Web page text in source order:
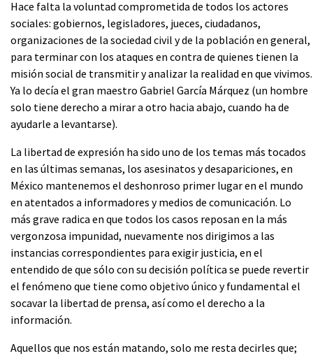
Hace falta la voluntad comprometida de todos los actores
sociales: gobiernos, legisladores, jueces, ciudadanos,
organizaciones de la sociedad civil y de la población en general,
para terminar con los ataques en contra de quienes tienen la
misión social de transmitir y analizar la realidad en que vivimos.
Ya lo decía el gran maestro Gabriel García Márquez (un hombre
solo tiene derecho a mirar a otro hacia abajo, cuando ha de
ayudarle a levantarse).
La libertad de expresión ha sido uno de los temas más tocados
en las últimas semanas, los asesinatos y desapariciones, en
México mantenemos el deshonroso primer lugar en el mundo
en atentados a informadores y medios de comunicación. Lo
más grave radica en que todos los casos reposan en la más
vergonzosa impunidad, nuevamente nos dirigimos a las
instancias correspondientes para exigir justicia, en el
entendido de que sólo con su decisión política se puede revertir
el fenómeno que tiene como objetivo único y fundamental el
socavar la libertad de prensa, así como el derecho a la
información.
Aquellos que nos están matando, solo me resta decirles que;